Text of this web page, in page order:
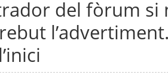
del fòrum